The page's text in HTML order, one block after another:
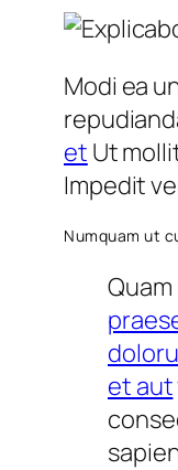
Modi ea
et Ut
Impedit
Numquam ut
et aut